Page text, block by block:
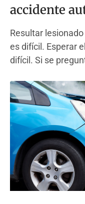
accidente
Resultar
es difícil. Esperar
difícil. Si se
solo. Esta guía lo
el cronograma de